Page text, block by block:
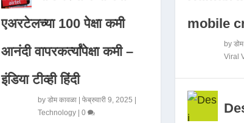
एअरटेलच्या 100 पेक्षा कमी
आनंदी वापरकर्त्यांपेक्षा कमी –
इंडिया टीव्ही हिंदी
by डोम कावळा| फेब्रुवारी 9, 2025
Technology| 0
mobile
by
Viral